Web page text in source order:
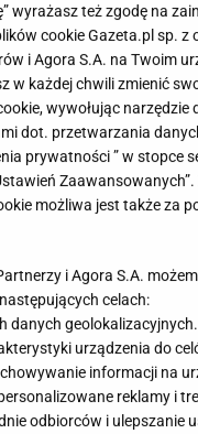
Ligi Narodów
edycji
zajęliśmy bowiem
punktami
i Chorwacji, które też
spadliśmy do
roku Komitet
zmienił format
wyrażasz też zgodę na
cookie Gazeta.pl sp. z
i Agora S.A. na Twoim
w każdej chwili zmienić
wywołując narzędzie
dot. przetwarzania
prywatności ” w stopce
Zaawansowanych”.
możliwa jest także za
i Agora S.A.
celach:
danych
urządzenia do
informacji na
reklamy i
odbiorców i ulepszanie